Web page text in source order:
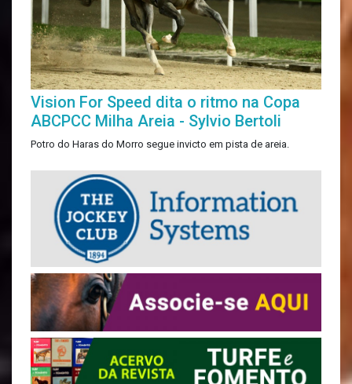
Vision For Speed dita o ritmo na Copa
ABCPCC Milha Areia - Sylvio Bertoli
Potro do Haras do Morro segue invicto em pista de areia.